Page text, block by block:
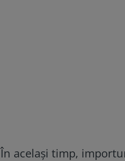
În acelaşi timp,